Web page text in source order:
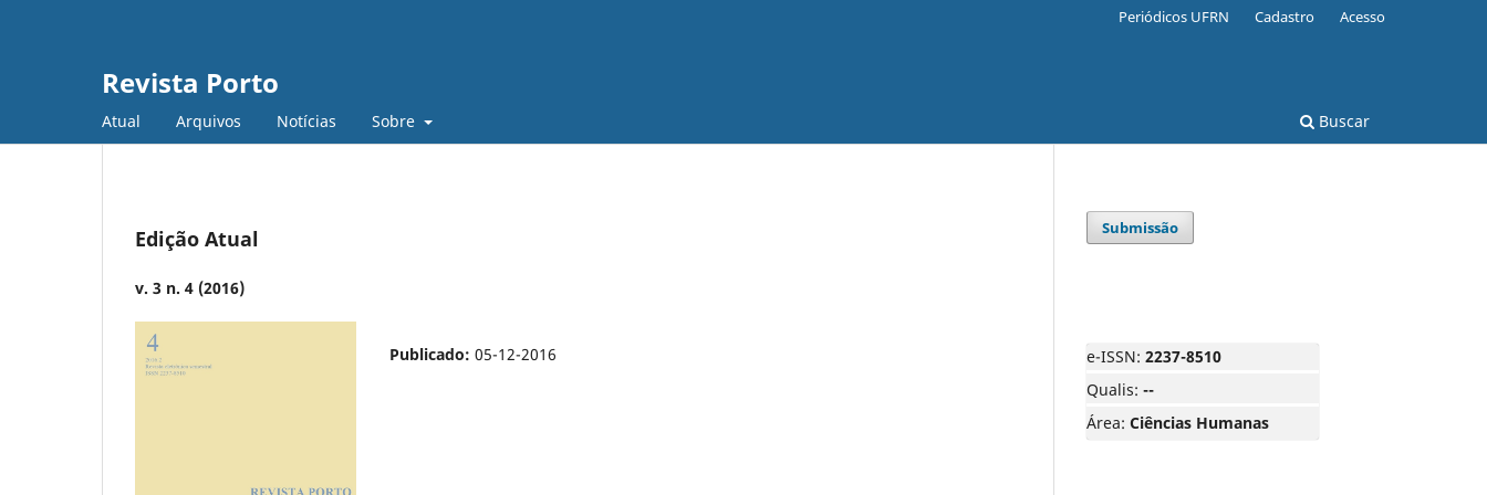
Revista Porto
Atual Arquivos Notícias Sobre Buscar
Periódicos UFRN Cadastro Acesso
Edição Atual
v. 3 n. 4 (2016)
Publicado: 05-12-2016
Submissão
e-ISSN: 2237-8510
Qualis: --
Área: Ciências Humanas